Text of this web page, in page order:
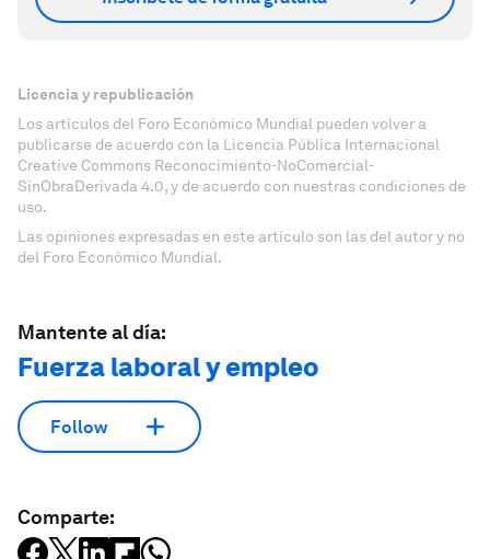
Licencia y republicación
Los artículos del Foro Económico Mundial pueden volver a
publicarse de acuerdo con la Licencia Pública Internacional
Creative Commons Reconocimiento-NoComercial-
SinObraDerivada 4.0, y de acuerdo con nuestras condiciones de
uso.
Las opiniones expresadas en este artículo son las del autor y no
del Foro Económico Mundial.
Mantente al día:
Fuerza laboral y empleo
Follow
Comparte: